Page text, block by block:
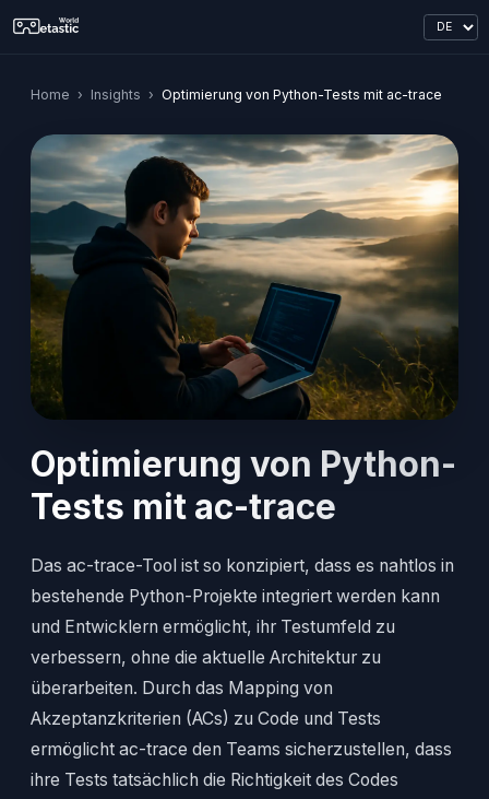
Home › Insights › Optimierung von Python-Tests mit ac-trace
Optimierung von Python-
Tests mit ac-trace
Das ac-trace-Tool ist so konzipiert, dass es nahtlos in
bestehende Python-Projekte integriert werden kann
und Entwicklern ermöglicht, ihr Testumfeld zu
verbessern, ohne die aktuelle Architektur zu
überarbeiten. Durch das Mapping von
Akzeptanzkriterien (ACs) zu Code und Tests
ermöglicht ac-trace den Teams sicherzustellen, dass
ihre Tests tatsächlich die Richtigkeit des Codes